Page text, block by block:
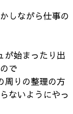
しながら仕事の
が始まったり出
で
周りの整理の方
ないようにやっ